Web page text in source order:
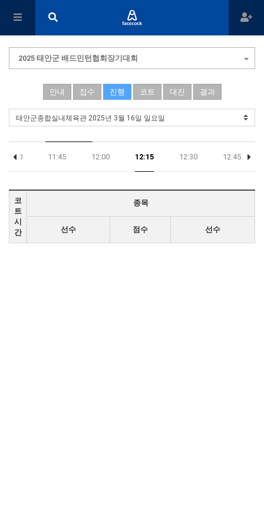
2025 태안군 배드민턴협회장기대회
안내 접수 진행 코트 대진 결과
11:30 11:45 12:00 12:15 12:30 12:45
코
트
시
간
종목
선수 점수 선수